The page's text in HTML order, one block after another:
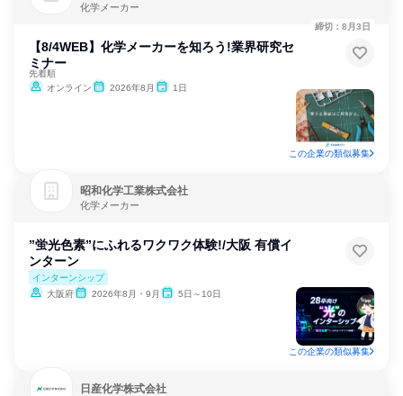
化学メーカー
【8/4WEB】化学メーカーを知ろう!業界研究セ
ミナー
先着順
オンライン
2026年8月 1日
締切：8月3日
この企業の類似募集
昭和化学工業株式会社
化学メーカー
”蛍光色素”にふれるワクワク体験!/大阪 有償イ
ンターン
インターンシップ
大阪府
2026年8月・9月 5日～10日
この企業の類似募集
日産化学株式会社